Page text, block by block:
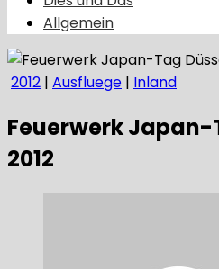
Allgemein
2012 | Ausfluege | Inland
Feuerwerk
2012